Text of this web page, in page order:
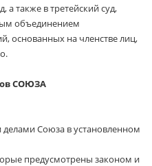
также в третейский суд,
объединением
основанных на членстве лиц,
СОЮЗА
делами Союза в установленном
предусмотрены законом и